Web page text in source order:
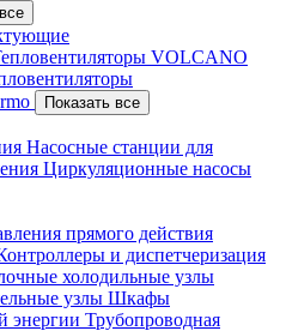
VOLCANO
Показать все
Насосные станции для
Циркуляционные насосы
прямого действия
и диспетчеризация
холодильные узлы
узлы Шкафы
энергии Трубопроводная